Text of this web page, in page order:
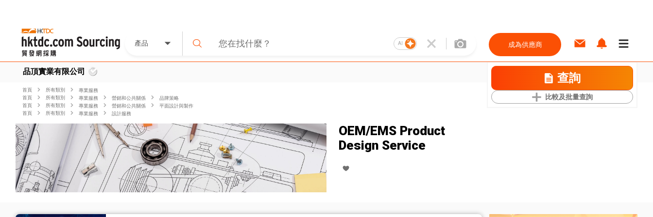
產品 AI 成為供應商
品頂實業有限公司 查詢
比較及批量查詢
首頁 所有類別
專業服務
首頁
所有類別 專業服務 營銷和公共關係
品牌策略
首頁
所有類別 專業服務 營銷和公共關係
平面設計與製作
首頁
所有類別 專業服務 設計服務
OEM/EMS Product
Design Service